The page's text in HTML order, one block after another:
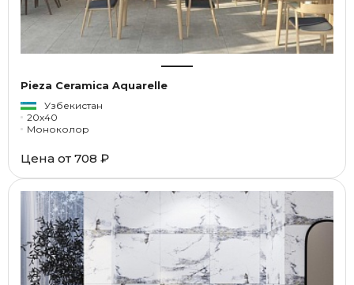
Pieza Ceramica Aquarelle
Узбекистан
20x40
Моноколор
Цена от 708 ₽